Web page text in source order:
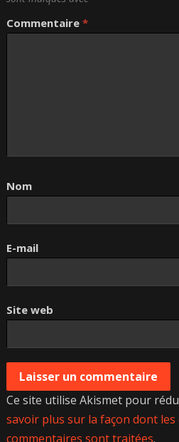
Commentaire *
Nom
E-mail
Site web
Ce site utilise Akismet pour
savoir plus sur la façon dont les
commentaires sont traitées.